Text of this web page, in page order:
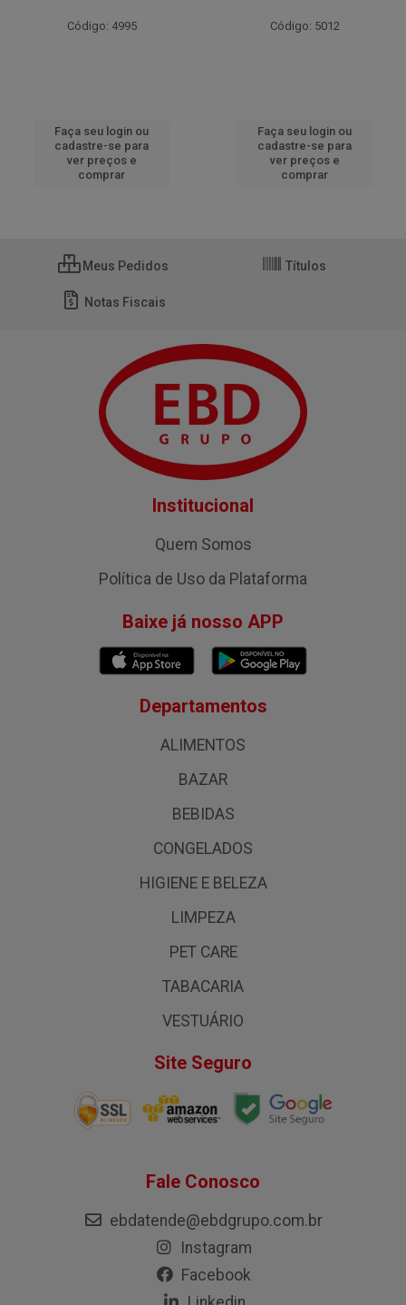
Código: 4995
Faça seu login ou
cadastre-se para
ver preços e
comprar
Código: 5012
Faça seu login ou
cadastre-se para
ver preços e
comprar
Meus Pedidos Títulos
Notas Fiscais
Institucional
Quem Somos
Política de Uso da Plataforma
Baixe já nosso APP
Departamentos
ALIMENTOS
BAZAR
BEBIDAS
CONGELADOS
HIGIENE E BELEZA
LIMPEZA
PET CARE
TABACARIA
VESTUÁRIO
Site Seguro
Fale Conosco
ebdatende@ebdgrupo.com.br
Instagram
Facebook